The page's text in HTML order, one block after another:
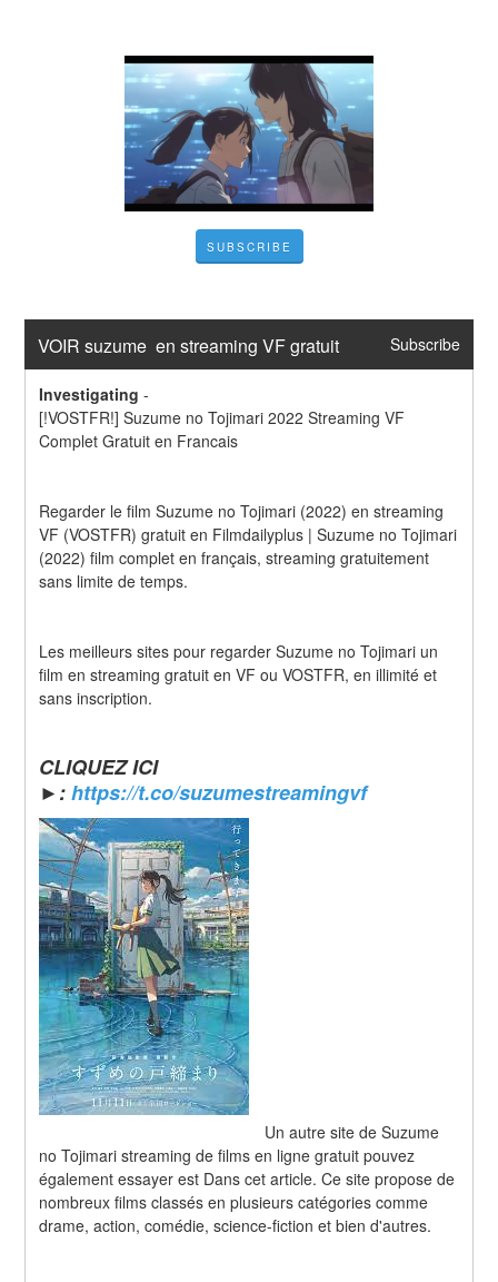
SUBSCRIBE
VOIR suzume  en streaming VF gratuit Subscribe
Investigating -
[!VOSTFR!] Suzume no Tojimari 2022 Streaming VF
Complet Gratuit en Francais
Regarder le film Suzume no Tojimari (2022) en streaming
VF (VOSTFR) gratuit en Filmdailyplus | Suzume no Tojimari
(2022) film complet en français, streaming gratuitement
sans limite de temps.
Les meilleurs sites pour regarder Suzume no Tojimari un
film en streaming gratuit en VF ou VOSTFR, en illimité et
sans inscription.
CLIQUEZ ICI
►: https://t.co/suzumestreamingvf
Un autre site de Suzume
no Tojimari streaming de films en ligne gratuit pouvez
également essayer est Dans cet article. Ce site propose de
nombreux films classés en plusieurs catégories comme
drame, action, comédie, science-fiction et bien d'autres.